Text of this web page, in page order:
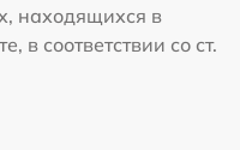
находящихся в
в соответствии со ст.